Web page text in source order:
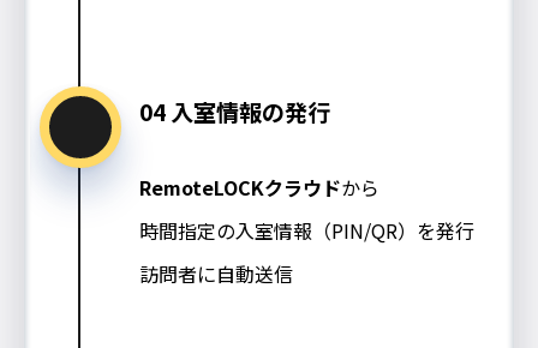
04 入室情報の発行
RemoteLOCKクラウドから
時間指定の入室情報（PIN/QR）を発行
訪問者に自動送信